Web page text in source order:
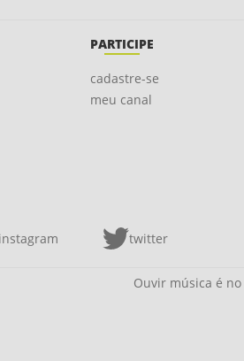
PARTICIPE
cadastre-se
meu canal
instagram twitter
Ouvir música é no